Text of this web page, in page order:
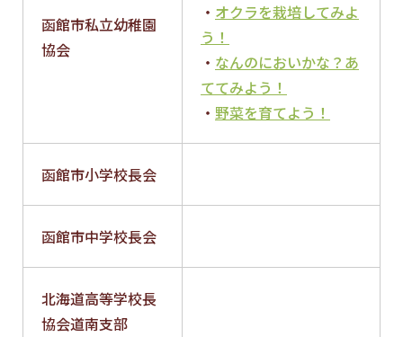
函館市私立幼稚園
協会
・ オクラを栽培してみよ
う！
・ なんのにおいかな？あ
ててみよう！
・ 野菜を育てよう！
函館市小学校長会
函館市中学校長会
北海道高等学校長
協会道南支部